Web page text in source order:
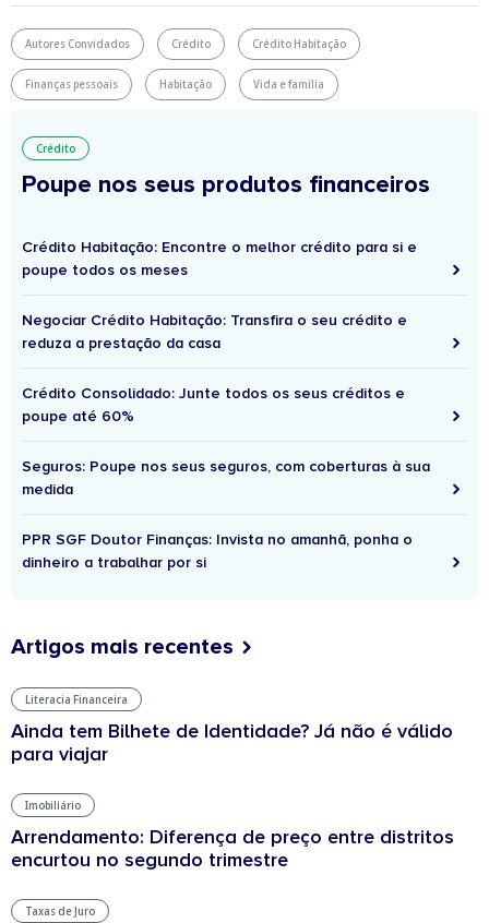
Autores Convidados Crédito Crédito Habitação
Finanças pessoais Habitação Vida e família
Crédito
Poupe nos seus produtos financeiros
Crédito Habitação: Encontre o melhor crédito para si e
poupe todos os meses
Negociar Crédito Habitação: Transfira o seu crédito e
reduza a prestação da casa
Crédito Consolidado: Junte todos os seus créditos e
poupe até 60%
Seguros: Poupe nos seus seguros, com coberturas à sua
medida
PPR SGF Doutor Finanças: Invista no amanhã, ponha o
dinheiro a trabalhar por si
Artigos mais recentes
Literacia Financeira
Ainda tem Bilhete de Identidade? Já não é válido
para viajar
Imobiliário
Arrendamento: Diferença de preço entre distritos
encurtou no segundo trimestre
Taxas de Juro